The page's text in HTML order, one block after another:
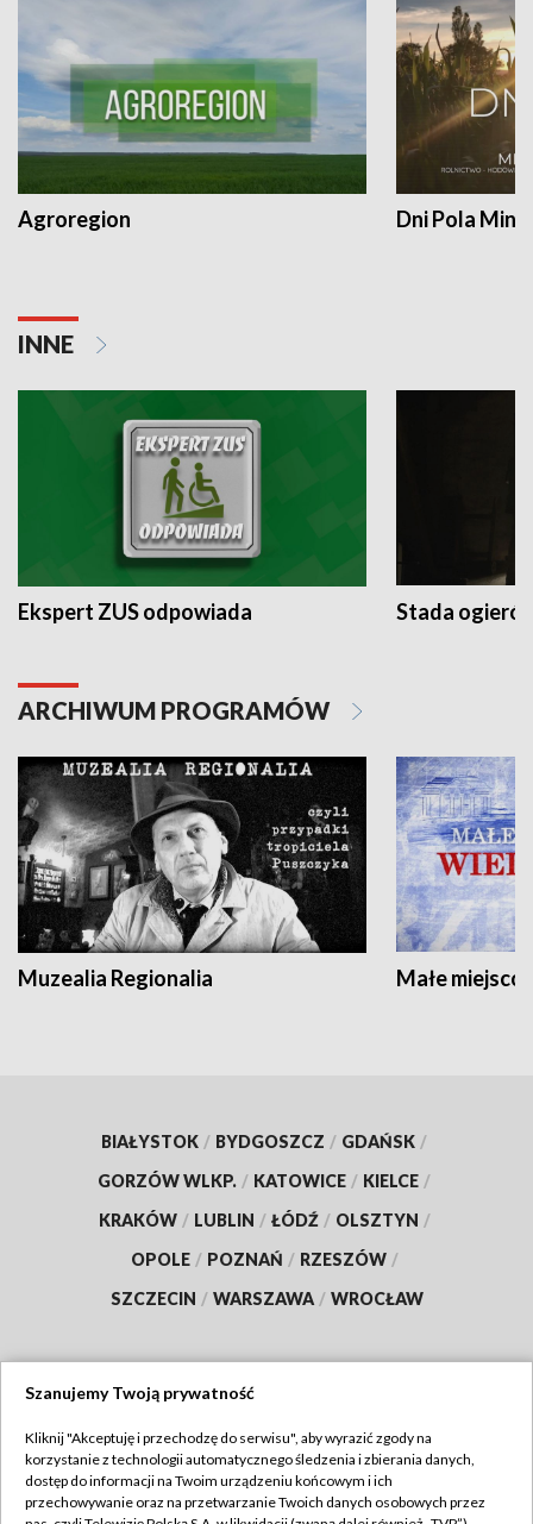
Agroregion Dni Pola
INNE
Ekspert ZUS odpowiada Stada
ARCHIWUM PROGRAMÓW
Muzealia Regionalia Małe
BIAŁYSTOK / BYDGOSZCZ / GDAŃSK /
GORZÓW WLKP. / KATOWICE / KIELCE /
KRAKÓW / LUBLIN / ŁÓDŹ / OLSZTYN /
OPOLE / POZNAŃ / RZESZÓW /
SZCZECIN / WARSZAWA / WROCŁAW
TVP
Abonament TVP
Regulamin TVP
Szanujemy Twoją prywatność
Kliknij "Akceptuję i przechodzę do serwisu", aby wyrazić zgody na
korzystanie z technologii automatycznego śledzenia i zbierania danych,
dostęp do informacji na Twoim urządzeniu końcowym i ich
przechowywanie oraz na przetwarzanie Twoich danych osobowych przez